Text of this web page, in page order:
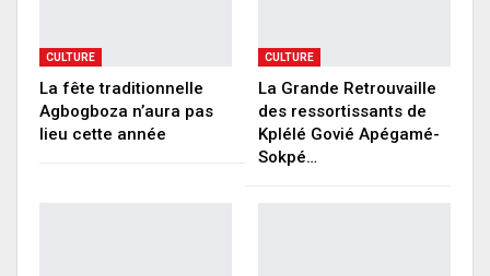
CULTURE
La fête traditionnelle
Agbogboza n’aura pas
lieu cette année
CULTURE
La Grande Retrouvaille
des ressortissants de
Kplélé Govié Apégamé-
Sokpé…